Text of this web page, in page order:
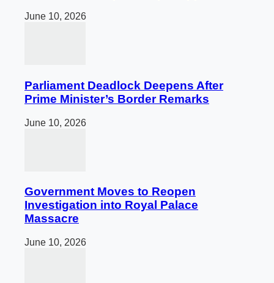
June 10, 2026
Parliament Deadlock Deepens After
Prime Minister’s Border Remarks
June 10, 2026
Government Moves to Reopen
Investigation into Royal Palace
Massacre
June 10, 2026